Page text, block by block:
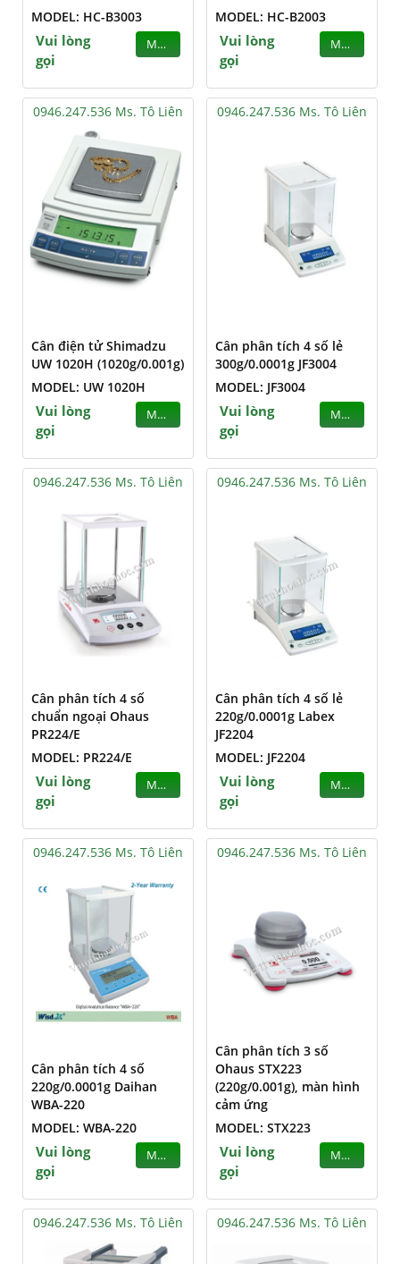
MODEL: HC-B3003
Vui lòng
gọi
MUA
MODEL: HC-B2003
Vui lòng
gọi
MUA
0946.247.536 Ms. Tô Liên
Cân điện tử Shimadzu
UW 1020H (1020g/0.001g)
MODEL: UW 1020H
Vui lòng
gọi
MUA
0946.247.536 Ms. Tô Liên
Cân phân tích 4 số lẻ
300g/0.0001g JF3004
MODEL: JF3004
Vui lòng
gọi
MUA
0946.247.536 Ms. Tô Liên
Cân phân tích 4 số
chuẩn ngoại Ohaus
PR224/E
MODEL: PR224/E
Vui lòng
gọi
MUA
0946.247.536 Ms. Tô Liên
Cân phân tích 4 số lẻ
220g/0.0001g Labex
JF2204
MODEL: JF2204
Vui lòng
gọi
MUA
0946.247.536 Ms. Tô Liên
Cân phân tích 4 số
220g/0.0001g Daihan
WBA-220
MODEL: WBA-220
Vui lòng
gọi
MUA
0946.247.536 Ms. Tô Liên
Cân phân tích 3 số
Ohaus STX223
(220g/0.001g), màn hình
cảm ứng
MODEL: STX223
Vui lòng
gọi
MUA
0946.247.536 Ms. Tô Liên 0946.247.536 Ms. Tô Liên